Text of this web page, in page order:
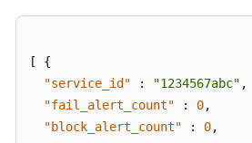
代
测
[
{
"service_id"
: "1234567abc" ,
"fail_alert_count"
: 0,
"block_alert_count"
: 0,